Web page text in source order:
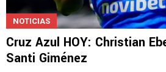
NOTICIAS
Cruz Azul HOY: Christian
Santi Giménez